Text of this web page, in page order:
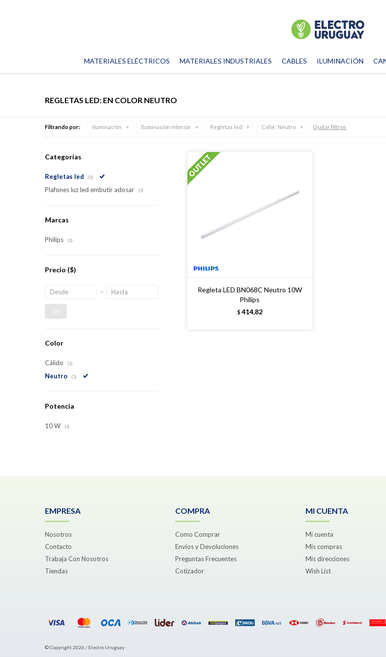
MATERIALES ELÉCTRICOS MATERIALES INDUSTRIALES CABLES ILUMINACIÓN
REGLETAS LED: EN COLOR NEUTRO
Filtrando por: Iluminación Iluminación interior Regletas led Color: Neutro Quitar filtros
Regleta LED BN068C Neutro 10W
Philips
$ 414,82
Categorías
Regletas led (1)
Plafones luz led embutir adosar (3)
Marcas
Philips (1)
Precio ($)
OK
Color
Cálido (1)
Neutro (1)
Potencia
10 W (1)
EMPRESA
Nosotros
Contacto
Trabaja Con Nosotros
Tiendas
COMPRA
Como Comprar
Envíos y Devoluciones
Preguntas Frecuentes
Cotizador
MI CUENTA
Mi cuenta
Mis compras
Mis direcciones
Wish List
© Copyright 2026 / Electro Uruguay